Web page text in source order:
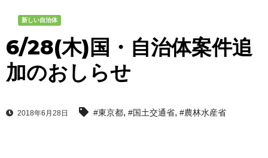
新しい自治体
6/28(木)国・自治体案件追
加のおしらせ
2018年6月28日 #東京都, #国土交通省, #農林水産省